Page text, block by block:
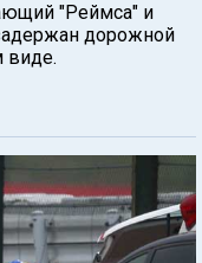
"Реймса" и
дорожной
виде.